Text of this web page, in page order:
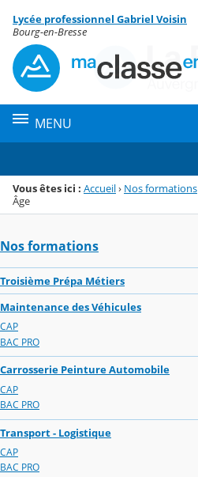
Menu de la rubrique
Contenu
Lycée professionnel Gabriel Voisin
Bourg-en-Bresse
MENU
Vous êtes ici : Accueil› Nos formations
Âge
Nos formations
Troisième Prépa Métiers
Maintenance des Véhicules
CAP
BAC PRO
Carrosserie Peinture Automobile
CAP
BAC PRO
Transport - Logistique
CAP
BAC PRO